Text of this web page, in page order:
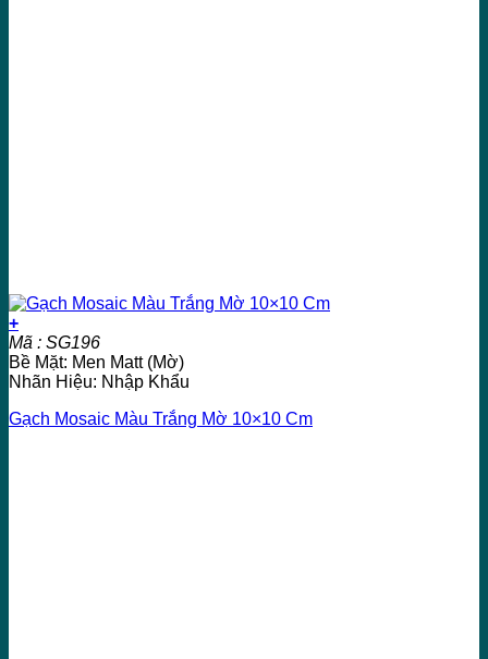
+
Mã : SG196
Bề Mặt: Men Matt (Mờ)
Nhãn Hiệu: Nhập Khẩu
Gạch Mosaic Màu Trắng Mờ 10×10 Cm